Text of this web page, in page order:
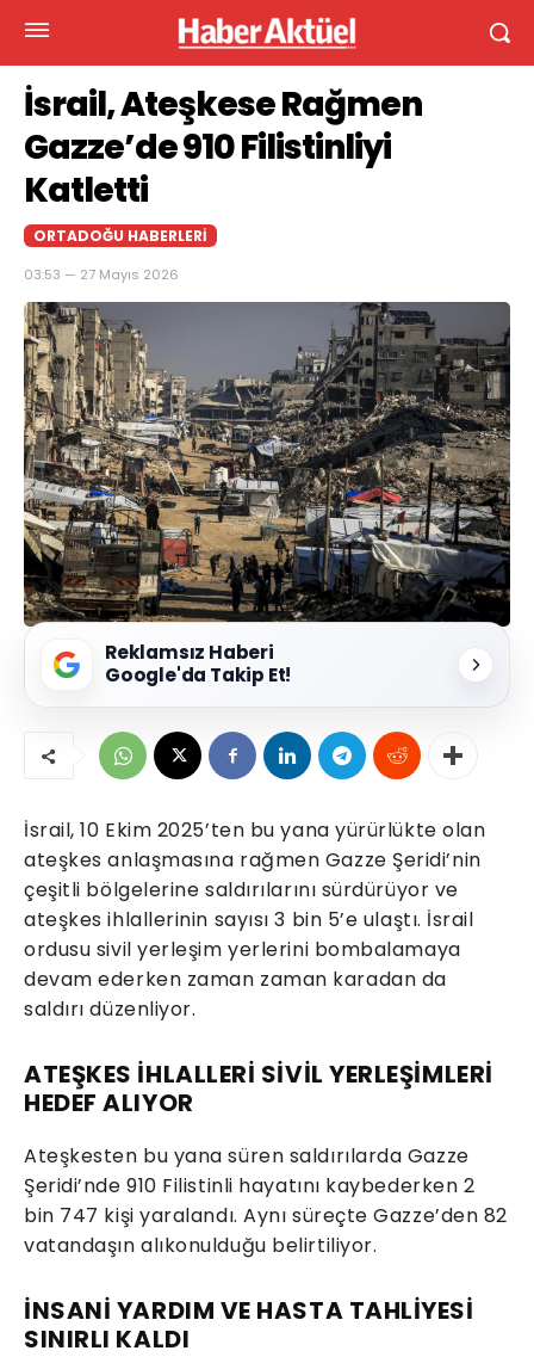
İsrail, Ateşkese Rağmen
Gazze’de 910 Filistinliyi
Katletti
ORTADOĞU HABERLERI
03:53 — 27 Mayıs 2026
Reklamsız Haberi
Google'da Takip Et!
İsrail, 10 Ekim 2025’ten bu yana yürürlükte olan
ateşkes anlaşmasına rağmen Gazze Şeridi’nin
çeşitli bölgelerine saldırılarını sürdürüyor ve
ateşkes ihlallerinin sayısı 3 bin 5’e ulaştı. İsrail
ordusu sivil yerleşim yerlerini bombalamaya
devam ederken zaman zaman karadan da
saldırı düzenliyor.
ATEŞKES İHLALLERİ SİVİL YERLEŞİMLERİ
HEDEF ALIYOR
Ateşkesten bu yana süren saldırılarda Gazze
Şeridi’nde 910 Filistinli hayatını kaybederken 2
bin 747 kişi yaralandı. Aynı süreçte Gazze’den 82
vatandaşın alıkonulduğu belirtiliyor.
İNSANİ YARDIM VE HASTA TAHLİYESİ
SINIRLI KALDI